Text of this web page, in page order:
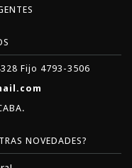
Fijo 4793-3506
NOVEDADES?